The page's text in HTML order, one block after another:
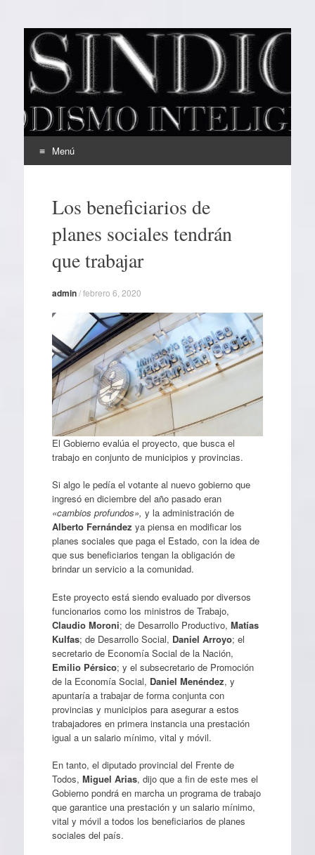
EL SINDICAL
Periodismo Inteligente
Menú
contenidoLos beneficiarios de
planes sociales tendrán
que trabajar
admin/febrero 6, 2020
El Gobierno evalúa el proyecto, que busca el
trabajo en conjunto de municipios y provincias.
Si algo le pedía el votante al nuevo gobierno que
ingresó en diciembre del año pasado eran
«cambios profundos», y la administración de
Alberto Fernández ya piensa en modificar los
planes sociales que paga el Estado, con la idea de
que sus beneficiarios tengan la obligación de
brindar un servicio a la comunidad.
Este proyecto está siendo evaluado por diversos
funcionarios como los ministros de Trabajo,
Claudio Moroni; de Desarrollo Productivo, Matías
Kulfas; de Desarrollo Social, Daniel Arroyo; el
secretario de Economía Social de la Nación,
Emilio Pérsico; y el subsecretario de Promoción
de la Economía Social, Daniel Menéndez, y
apuntaría a trabajar de forma conjunta con
provincias y municipios para asegurar a estos
trabajadores en primera instancia una prestación
igual a un salario mínimo, vital y móvil.
En tanto, el diputado provincial del Frente de
Todos, Miguel Arias, dijo que a fin de este mes el
Gobierno pondrá en marcha un programa de trabajo
que garantice una prestación y un salario mínimo,
vital y móvil a todos los beneficiarios de planes
sociales del país.